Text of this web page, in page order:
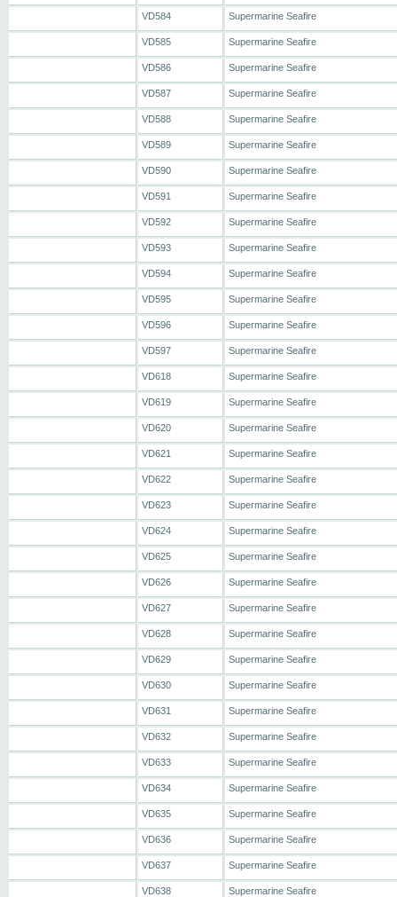
VD584 Supermarine Seafire
VD585 Supermarine Seafire
VD586 Supermarine Seafire
VD587 Supermarine Seafire
VD588 Supermarine Seafire
VD589 Supermarine Seafire
VD590 Supermarine Seafire
VD591 Supermarine Seafire
VD592 Supermarine Seafire
VD593 Supermarine Seafire
VD594 Supermarine Seafire
VD595 Supermarine Seafire
VD596 Supermarine Seafire
VD597 Supermarine Seafire
VD618 Supermarine Seafire
VD619 Supermarine Seafire
VD620 Supermarine Seafire
VD621 Supermarine Seafire
VD622 Supermarine Seafire
VD623 Supermarine Seafire
VD624 Supermarine Seafire
VD625 Supermarine Seafire
VD626 Supermarine Seafire
VD627 Supermarine Seafire
VD628 Supermarine Seafire
VD629 Supermarine Seafire
VD630 Supermarine Seafire
VD631 Supermarine Seafire
VD632 Supermarine Seafire
VD633 Supermarine Seafire
VD634 Supermarine Seafire
VD635 Supermarine Seafire
VD636 Supermarine Seafire
VD637 Supermarine Seafire
VD638 Supermarine Seafire